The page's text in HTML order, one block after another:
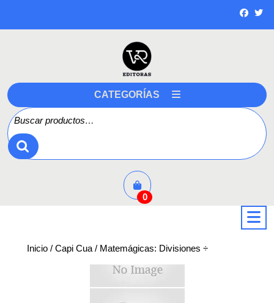
contenido
CATEGORÍAS
Buscar por:
0
Inicio / Capi Cua / Matemágicas: Divisiones ÷